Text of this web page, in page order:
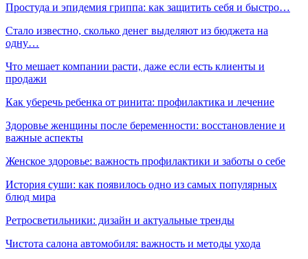
Простуда и эпидемия гриппа: как защитить себя и быстро…
Стало известно, сколько денег выделяют из бюджета на
одну…
Что мешает компании расти, даже если есть клиенты и
продажи
Как уберечь ребенка от ринита: профилактика и лечение
Здоровье женщины после беременности: восстановление и
важные аспекты
Женское здоровье: важность профилактики и заботы о себе
История суши: как появилось одно из самых популярных
блюд мира
Ретросветильники: дизайн и актуальные тренды
Чистота салона автомобиля: важность и методы ухода